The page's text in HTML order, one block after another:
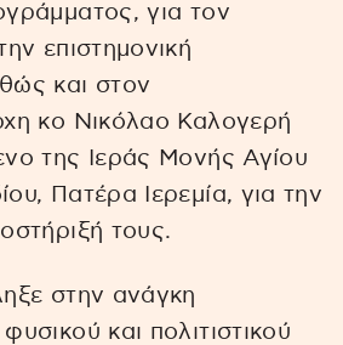
για τον
επιστημονική
και στον
κο Νικόλαο Καλογερή
της Ιεράς Μονής Αγίου
Πατέρα Ιερεμία, για την
τους.
στην ανάγκη
και πολιτιστικού